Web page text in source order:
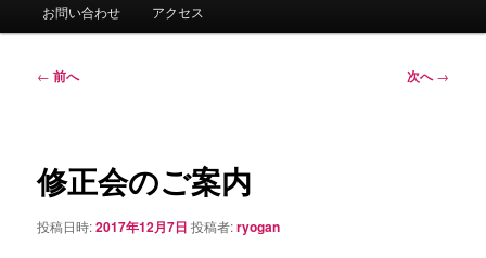
お問い合わせ アクセス
投
ゲ
ー
ョ
← 前へ 次へ→
修正会のご案内
投稿日時:2017年12月7日 投稿者:ryogan